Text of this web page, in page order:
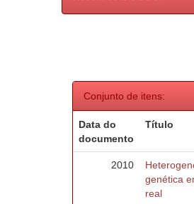
Conjunto de itens:
Data do
documento
Título
2010
genética
real